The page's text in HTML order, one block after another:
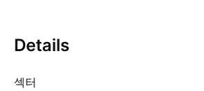
Details
섹터